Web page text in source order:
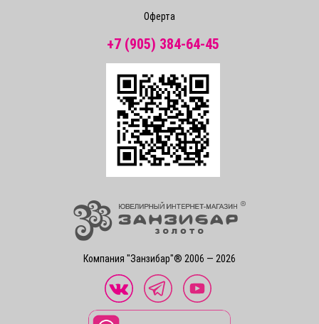
Компания "Занзибар"® 2006 — 2026
Оферта
+7 (905) 384-64-45